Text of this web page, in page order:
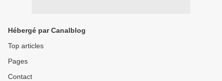
Hébergé par Canalblog
Top articles
Pages
Contact